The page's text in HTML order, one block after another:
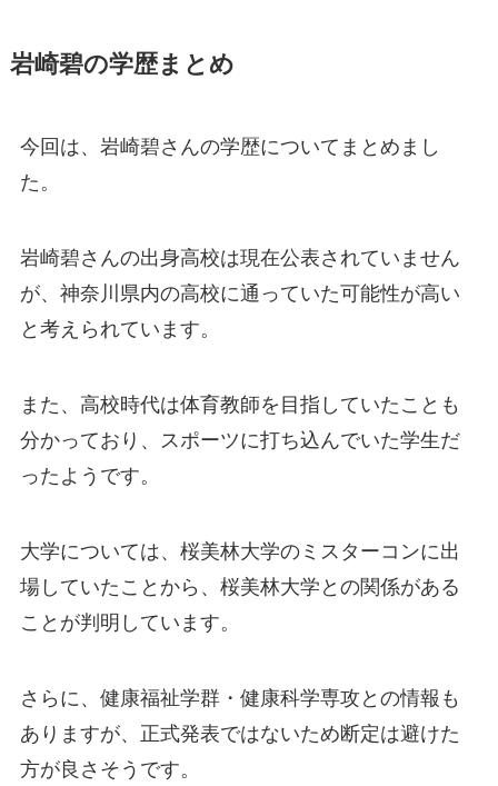
岩崎碧の学歴まとめ
今回は、岩崎碧さんの学歴についてまとめまし
た。
岩崎碧さんの出身高校は現在公表されていません
が、神奈川県内の高校に通っていた可能性が高い
と考えられています。
また、高校時代は体育教師を目指していたことも
分かっており、スポーツに打ち込んでいた学生だ
ったようです。
大学については、桜美林大学のミスターコンに出
場していたことから、桜美林大学との関係がある
ことが判明しています。
さらに、健康福祉学群・健康科学専攻との情報も
ありますが、正式発表ではないため断定は避けた
方が良さそうです。